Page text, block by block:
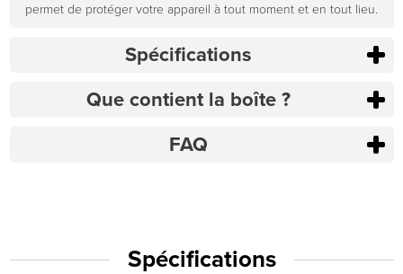
permet de protéger votre appareil à tout moment et en tout lieu.
Spécifications
Que contient la boîte ?
FAQ
Spécifications